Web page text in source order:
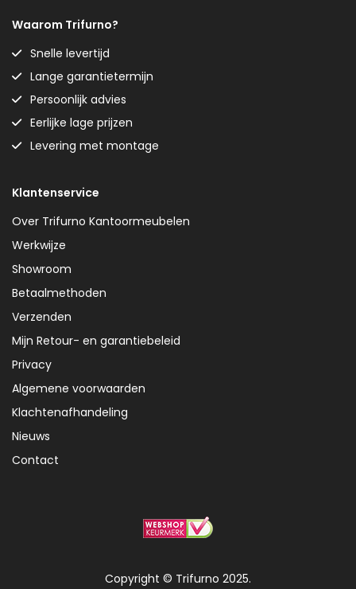
Waarom Trifurno?
Snelle levertijd
Lange garantietermijn
Persoonlijk advies
Eerlijke lage prijzen
Levering met montage
Klantenservice
Over Trifurno Kantoormeubelen
Werkwijze
Showroom
Betaalmethoden
Verzenden
Mijn Retour- en garantiebeleid
Privacy
Algemene voorwaarden
Klachtenafhandeling
Nieuws
Contact
Copyright © Trifurno 2025.